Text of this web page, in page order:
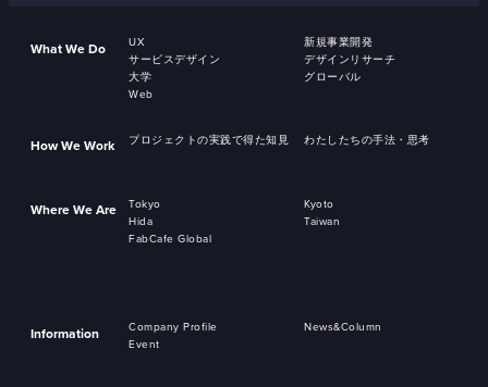
What We Do UX
新規事業開発
サービスデザイン
デザインリサーチ
大学
グローバル
Web
How We Work プロジェクトの実践で得た知見 わたしたちの手法・思考
Where We Are Tokyo
Kyoto
Hida
Taiwan
FabCafe Global
Information Company Profile
News&Column
Event